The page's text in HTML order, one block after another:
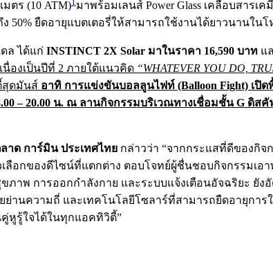
ตร (10 ATM) มาพร้อมเลนส์ Power Glass เคลือบสาร
ง 50% ยืดอายุแบตเตอรี่ให้สามารถใช้งานได้ยาวนานใ
ล ได้แก่ INSTINCT 2X Solar มาในราคา 16,590 บาท แ
นื่องเป็นปีที่ 2 ภายใต้แนวคิด “WHATEVER YOU DO,
สุดมันส์ อาทิ การแข่งขันบอลลูนไฟท์ (Balloon Fight) เ
– 20.00 น. ณ ลานกิจกรรมบริเวณทางเชื่อมชั้น G ดิสคั
ด การ์มิน ประเทศไทย กล่าวว่า “จากกระแสที่ดีของกิจ
เลือกของดีไซน์ที่แตกต่าง ตอบโจทย์ผู้ชื่นชอบกิจกรรม
ภาพ การออกกำลังกาย และระบบแจ้งเตือนอัจฉริยะ
านความถี่ และเทคโนโลยีโซลาร์ที่สามารถยืดอายุกา
คู่หูรู้ใจได้ในทุกแอคทิวิตี้”